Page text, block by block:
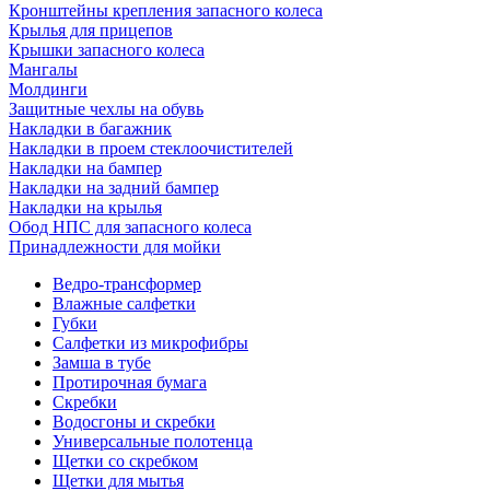
Кронштейны крепления запасного колеса
Крылья для прицепов
Крышки запасного колеса
Мангалы
Молдинги
Защитные чехлы на обувь
Накладки в багажник
Накладки в проем стеклоочистителей
Накладки на бампер
Накладки на задний бампер
Накладки на крылья
Обод НПС для запасного колеса
Принадлежности для мойки
Ведро-трансформер
Влажные салфетки
Губки
Салфетки из микрофибры
Замша в тубе
Протирочная бумага
Скребки
Водосгоны и скребки
Универсальные полотенца
Щетки со скребком
Щетки для мытья